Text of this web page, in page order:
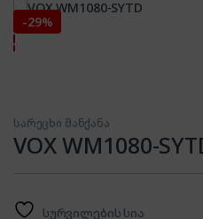
-29%
სარეცხი მანქანა
VOX WM1080-
სურვილების სია